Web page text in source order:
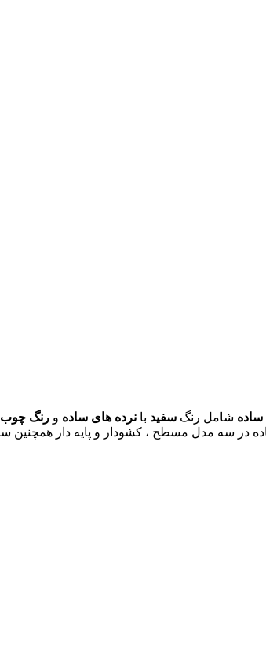
شامل رنگ سفید با نرده های ساده و رنگ چوب
در سه مدل مسطح ، کشودار و پایه دار همچنین